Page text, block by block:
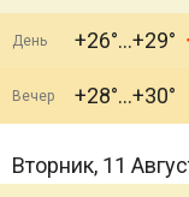
День +26° +29°
Вечер +28° +30°
Вторник, 11